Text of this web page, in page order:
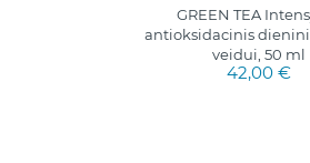
GREEN TEA
antioksidacinis
veidui, 50 ml
42,00 €